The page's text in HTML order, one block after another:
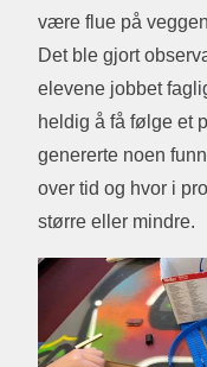
være flue på
Det ble gjort
elevene jobbet
heldig å få følge et
genererte noen
over tid og hvor i
større eller mindre.